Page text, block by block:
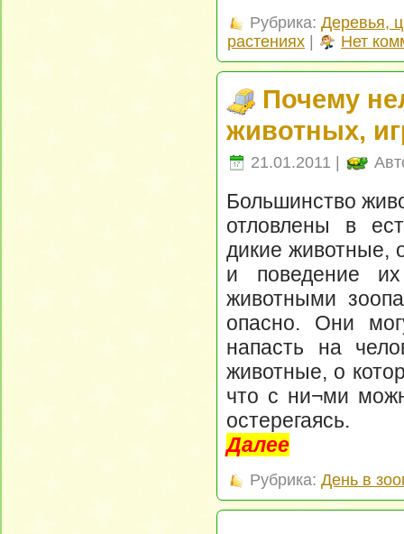
Рубрика: Деревья,
растениях | Нет
Почему
животных,
21.01.2011 |
Большинство
отловлены в
дикие животные,
и поведение
животными
опасно. Они
напасть на
животные, о
что с ни¬ми
остерегаясь.
Далее
Рубрика: День в